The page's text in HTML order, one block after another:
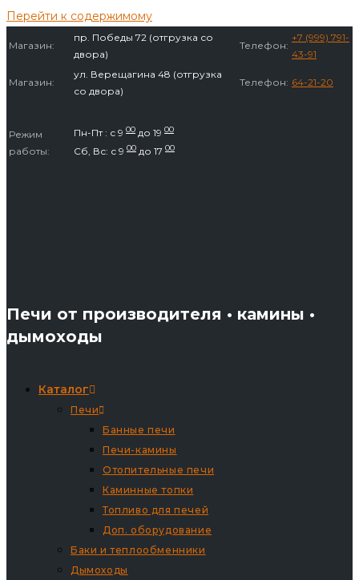
Перейти к содержимому
Магазин:
пр. Победы 72 (отгрузка со
двора)
Телефон:
+7 (999) 791-
43-91
Магазин:
ул. Верещагина 48 (отгрузка
со двора)
Телефон: 64-21-20
Режим
работы:
Пн-Пт : с 9 00 до 19 00
Сб, Вс: с 9 00 до 17 00
Печи от производителя • камины •
дымоходы
Каталог
Печи
Банные печи
Печи-камины
Отопительные печи
Каминные топки
Топливо для печей
Доп. оборудование
Баки и теплообменники
Дымоходы